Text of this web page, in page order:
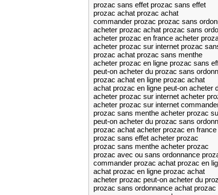
prozac sans effet prozac sans effet
prozac achat prozac achat
commander prozac prozac sans
acheter prozac achat prozac sans
acheter prozac en france acheter
acheter prozac sur internet prozac
prozac achat prozac sans menthe
acheter prozac en ligne prozac sans
peut-on acheter du prozac sans
prozac achat en ligne prozac achat
achat prozac en ligne peut-on acheter
acheter prozac sur internet acheter
acheter prozac sur internet
prozac sans menthe acheter prozac
peut-on acheter du prozac sans
prozac achat acheter prozac en france
prozac sans effet acheter prozac
prozac sans menthe acheter prozac
prozac avec ou sans ordonnance
commander prozac achat prozac en
achat prozac en ligne prozac achat
acheter prozac peut-on acheter du
prozac sans ordonnance achat prozac